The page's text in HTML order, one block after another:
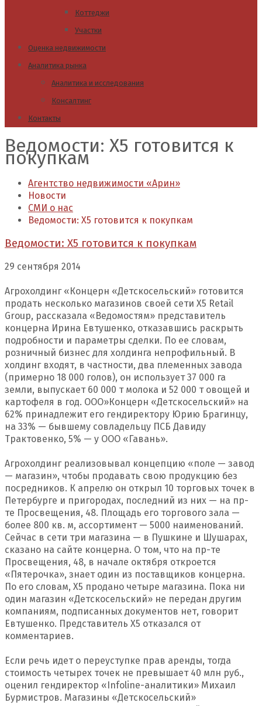
Коттеджи
Участки
Оценка недвижимости
Аналитика рынка
Аналитика и исследования
Консалтинг
Контакты
Ведомости: Х5 готовится к
покупкам
Агентство недвижимости «Арин»
Новости
СМИ о нас
Ведомости: Х5 готовится к покупкам
Ведомости: Х5 готовится к покупкам
29 сентября 2014
Агрохолдинг «Концерн «Детскосельский» готовится
продать несколько магазинов своей сети X5 Retail
Group, рассказала «Ведомостям» представитель
концерна Ирина Евтушенко, отказавшись раскрыть
подробности и параметры сделки. По ее словам,
розничный бизнес для холдинга непрофильный. В
холдинг входят, в частности, два племенных завода
(примерно 18 000 голов), он использует 37 000 га
земли, выпускает 60 000 т молока и 52 000 т овощей и
картофеля в год. ООО»Концерн «Детскосельский» на
62% принадлежит его гендиректору Юрию Брагинцу,
на 33% — бывшему совладельцу ПСБ Давиду
Трактовенко, 5% — у ООО «Гавань».
Агрохолдинг реализовывал концепцию «поле — завод
— магазин», чтобы продавать свою продукцию без
посредников. К апрелю он открыл 10 торговых точек в
Петербурге и пригородах, последний из них — на пр-
те Просвещения, 48. Площадь его торгового зала —
более 800 кв. м, ассортимент — 5000 наименований.
Сейчас в сети три магазина — в Пушкине и Шушарах,
сказано на сайте концерна. О том, что на пр-те
Просвещения, 48, в начале октября откроется
«Пятерочка», знает один из поставщиков концерна.
По его словам, Х5 продано четыре магазина. Пока ни
один магазин «Детскосельский» не передан другим
компаниям, подписанных документов нет, говорит
Евтушенко. Представитель X5 отказался от
комментариев.
Если речь идет о переуступке прав аренды, тогда
стоимость четырех точек не превышает 40 млн руб.,
оценил гендиректор «Infoline-аналитики» Михаил
Бурмистров. Магазины «Детскосельский»